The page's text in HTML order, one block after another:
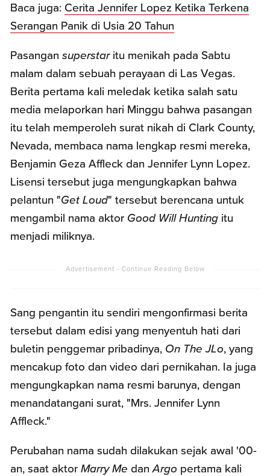
Baca juga: Cerita Jennifer Lopez Ketika Terkena
Serangan Panik di Usia 20 Tahun
Pasangansuperstaritu menikah pada Sabtu
malam dalam sebuah perayaan di Las Vegas.
Berita pertama kali meledak ketika salah satu
media melaporkan hari Minggu bahwa pasangan
itu telah memperoleh surat nikah di Clark County,
Nevada, membaca nama lengkap resmi mereka,
Benjamin Geza Affleck dan Jennifer Lynn Lopez.
Lisensi tersebut juga mengungkapkan bahwa
pelantun "Get Loud" tersebut berencana untuk
mengambil nama aktor Good Will Hunting itu
menjadi miliknya.
Sang pengantin itu sendiri mengonfirmasi berita
tersebut dalam edisi yang menyentuh hati dari
buletin penggemar pribadinya, On The JLo, yang
mencakup foto dan video dari pernikahan. Ia juga
mengungkapkan nama resmi barunya, dengan
menandatangani surat, "Mrs. Jennifer Lynn
Affleck."
Perubahan nama sudah dilakukan sejak awal '00-
an, saat aktorMarry Me danArgo pertama kali